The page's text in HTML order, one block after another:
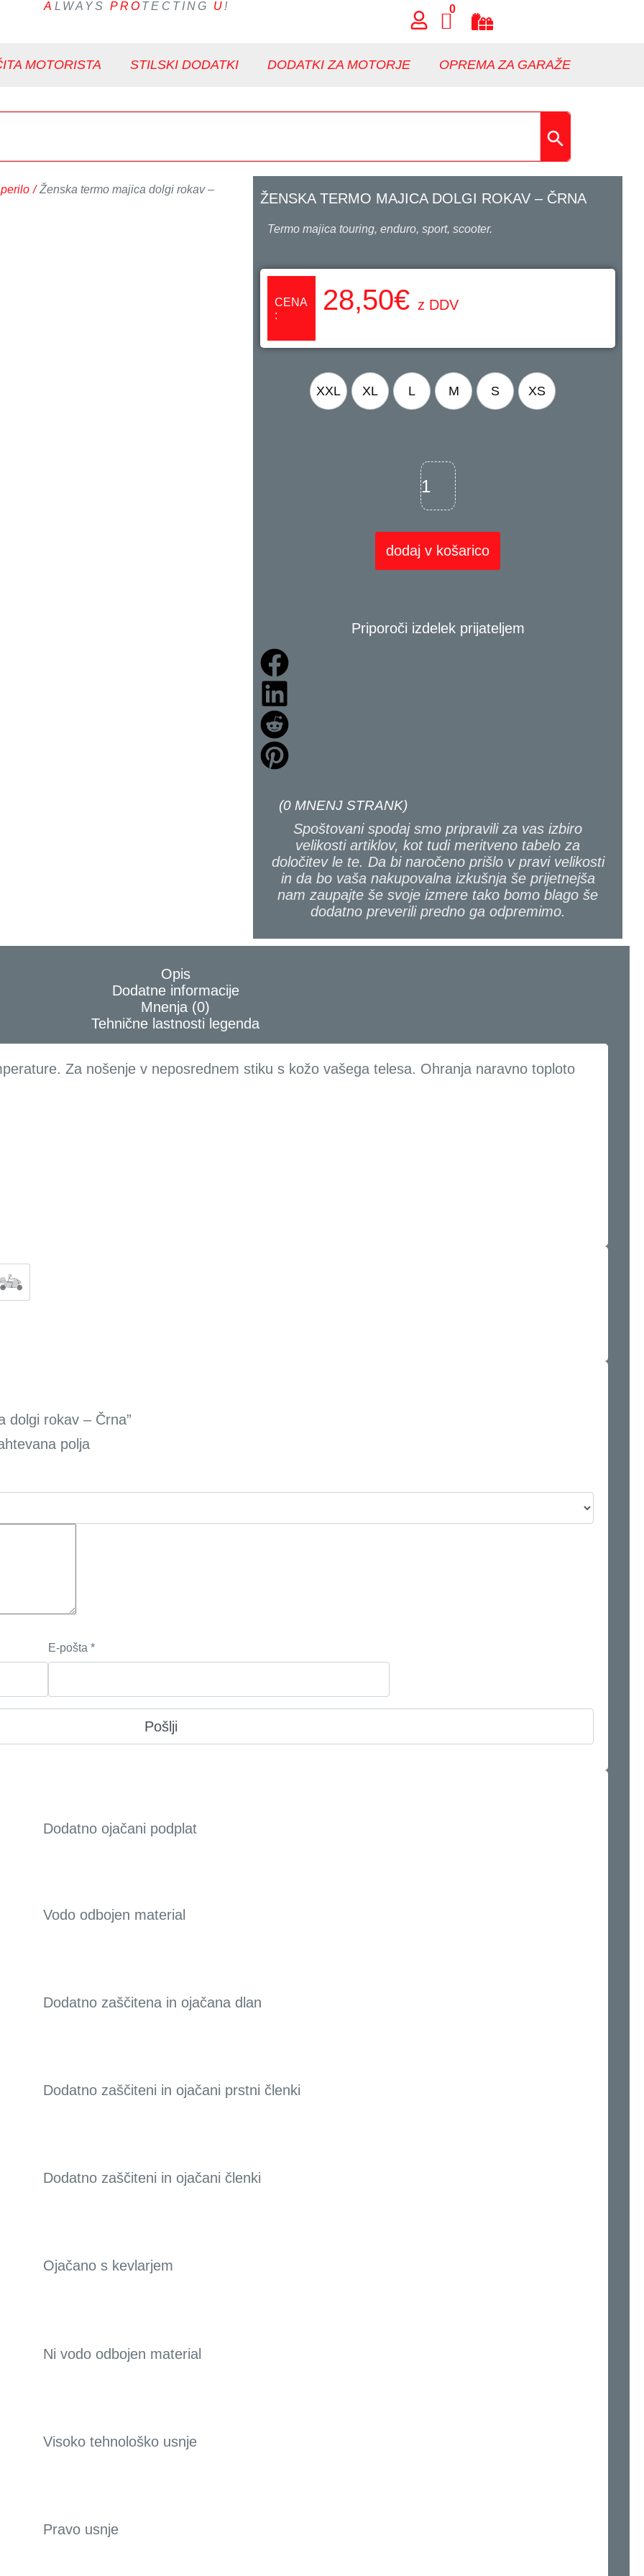
A LWAYSPRO TECTING U! 0
MOTORISTA STILSKI DODATKI DODATKI ZA MOTORJE OPREMA ZA GARAŽE
/ Ženska termo majica dolgi rokav –
ŽENSKA TERMO MAJICA DOLGI ROKAV – ČRNA
Termo majica touring, enduro, sport, scooter.
CENA
:
28,50€ z DDV
XXL XL L M S XS
dodaj v košarico
Priporoči izdelek prijateljem
(0 MNENJ STRANK)
Spoštovani spodaj smo pripravili za vas izbiro
velikosti artiklov, kot tudi meritveno tabelo za
določitev le te. Da bi naročeno prišlo v pravi velikosti
in da bo vaša nakupovalna izkušnja še prijetnejša
nam zaupajte še svoje izmere tako bomo blago še
dodatno preverili predno ga odpremimo.
Opis
Dodatne informacije
Mnenja (0)
Tehnične lastnosti legenda
Za nošenje v neposrednem stiku s kožo vašega telesa. Ohranja naravno toploto
dolgi rokav – Črna”
polja
E-pošta*
Dodatno ojačani podplat
Vodo odbojen material
Dodatno zaščitena in ojačana dlan
Dodatno zaščiteni in ojačani prstni členki
Dodatno zaščiteni in ojačani členki
Ojačano s kevlarjem
Ni vodo odbojen material
Visoko tehnološko usnje
Pravo usnje